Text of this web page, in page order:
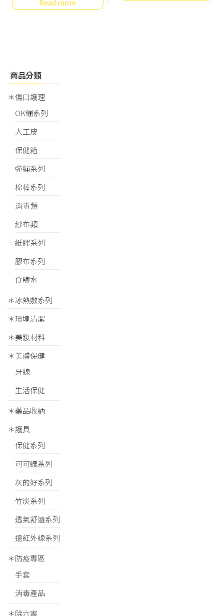
Read more
商品分類
＊傷口護理
OK繃系列
人工皮
保健箱
彈繃系列
棉棒系列
消毒類
紗布類
紙膠系列
膠布系列
食鹽水
＊冰熱敷系列
＊環境清潔
＊美妝材料
＊美體保健
牙線
生活保健
＊藥品收納
＊護具
保健系列
可可蟻系列
灰的好系列
竹炭系列
透氣舒適系列
遠紅外線系列
＊防疫專區
手套
消毒產品
＊除六害